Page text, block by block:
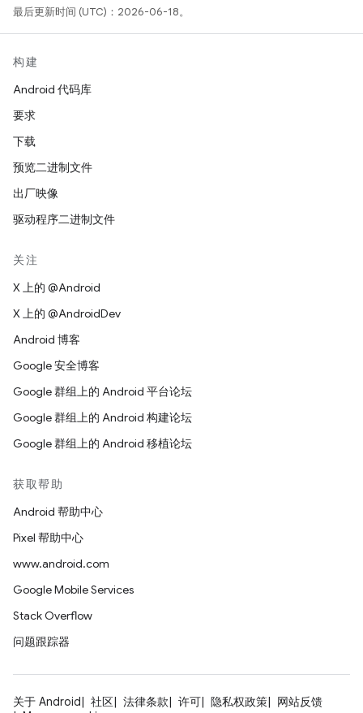
最后更新时间 (UTC)：2026-06-18。
构建
Android 代码库
要求
下载
预览二进制文件
出厂映像
驱动程序二进制文件
关注
X 上的 @Android
X 上的 @AndroidDev
Android 博客
Google 安全博客
Google 群组上的 Android 平台论坛
Google 群组上的 Android 构建论坛
Google 群组上的 Android 移植论坛
获取帮助
Android 帮助中心
Pixel 帮助中心
www.android.com
Google Mobile Services
Stack Overflow
问题跟踪器
关于 Android 社区 法律条款 许可 隐私权政策
网站反馈